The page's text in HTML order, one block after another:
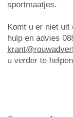
sportmaatjes.
Komt u er niet uit
hulp en advies
u verder te